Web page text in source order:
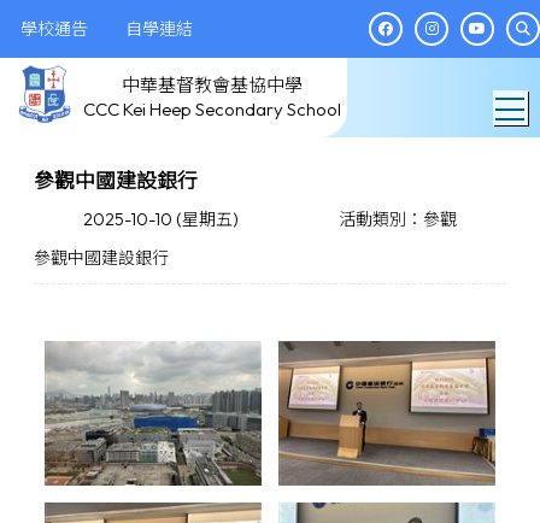
學校通告 自學連結
中華基督教會基協中學
CCC Kei Heep Secondary School
參觀中國建設銀行
2025-10-10 (星期五)
活動類別：參觀
參觀中國建設銀行